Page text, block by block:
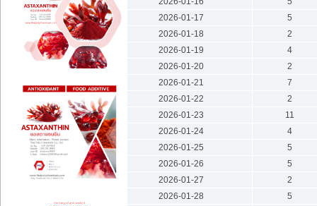
2026-01-17
5
2026-01-18
2
2026-01-19
4
2026-01-20
2
2026-01-21
7
2026-01-22
2
2026-01-23
11
2026-01-24
4
2026-01-25
5
2026-01-26
5
2026-01-27
2
2026-01-28
5